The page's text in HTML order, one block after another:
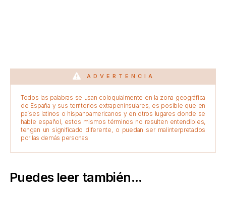
ADVERTENCIA
Todos las palabras se usan coloquialmente en la zona geográfica
de España y sus territorios extrapeninsulares, es posible que en
países latinos o hispanoamericanos y en otros lugares donde se
hable español, estos mismos términos no resulten entendibles,
tengan un significado diferente, o puedan ser malinterpretados
por las demás personas
Puedes leer también...